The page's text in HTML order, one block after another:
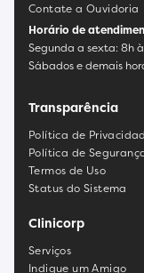
Contate a Ouvidoria
Horário de
Segunda a sexta: 8h
Sábados e demais
Transparência
Política de
Política de
Termos de Uso
Status do Sistema
Clinicorp
Serviços
Indique um Amigo